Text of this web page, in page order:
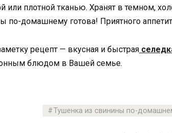
или плотной тканью. Хранят в темном,
по-домашнему готова! Приятного
рецепт — вкусная и быстрая
блюдом в Вашей семье.
Тушенка из свинины по-